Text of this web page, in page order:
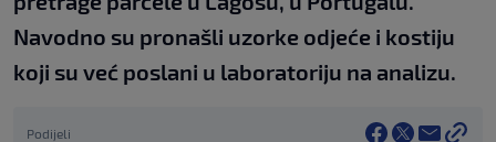
Navodno su pronašli uzorke odjeće i kostiju
koji su već poslani u laboratoriju na analizu.
Podijeli